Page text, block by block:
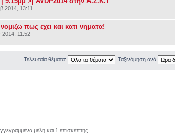
2014, 13:11
πως εχει και κατι νηματα!
2014, 11:52
Τελευταία θέματα: Ταξινόμηση ανά
μέλη και 1 επισκέπτης